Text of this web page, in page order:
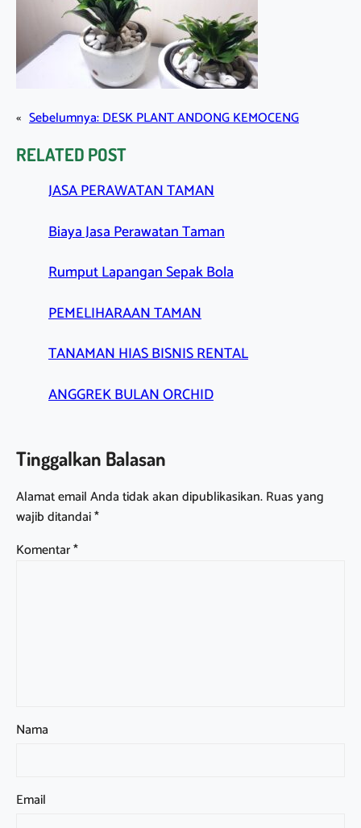
« Sebelumnya:DESK PLANT ANDONG KEMOCENG
RELATED POST
JASA PERAWATAN TAMAN
Biaya Jasa Perawatan Taman
Rumput Lapangan Sepak Bola
PEMELIHARAAN TAMAN
TANAMAN HIAS BISNIS RENTAL
ANGGREK BULAN ORCHID
Tinggalkan Balasan
Alamat email Anda tidak akan dipublikasikan.Ruas yang
wajib ditandai*
Komentar*
Nama
Email